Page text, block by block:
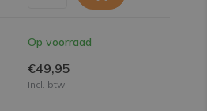
Op voorraad
€49,95
Incl. btw